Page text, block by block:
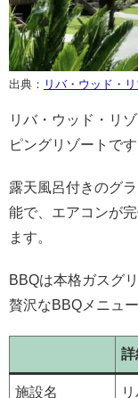
出典： リバ・ウッド・リ
リバ・ウッド・リ
ピングリゾートです
露天風呂付きのグ
能で、エアコンが
ます。
BBQは本格ガスグ
贅沢なBBQメニュ
詳
施設名